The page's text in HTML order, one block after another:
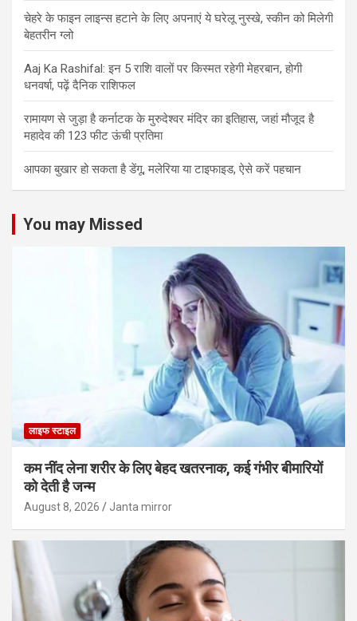
चेहरे के फाइन लाइन्स हटाने के लिए अपनाएं ये घरेलू नुस्खे, स्कीन को मिलेगी
बेहतरीन ग्लो
Aaj Ka Rashifal: इन 5 राशि वालों पर किस्मत रहेगी मेहरबान, होगी
धनवर्षा, पढ़ें दैनिक राशिफल
रामायण से जुड़ा है कर्नाटक के मुरुदेश्वर मंदिर का इतिहास, जहां मौजूद है
महादेव की 123 फीट ऊंची प्रतिमा
आपका बुखार हो सकता है डेंगू, मलेरिया या टाइफाइड, ऐसे करें पहचान
You may Missed
लाइफ स्टाइल
कम नींद लेना शरीर के लिए बेहद खतरनाक, कई गंभीर बीमारियों
को देती है जन्म
August 8, 2026 Janta mirror